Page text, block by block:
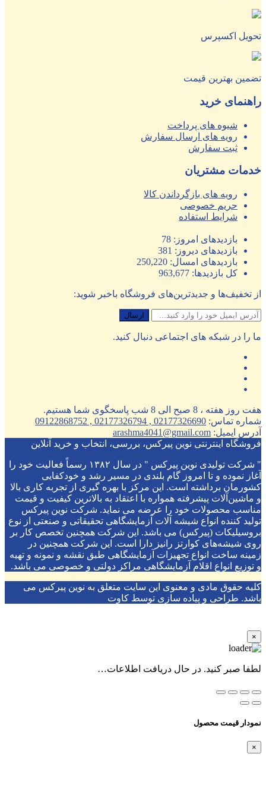
تحویل اکسپرس
تضمین بهترین قیمت
راهنمای خرید
شیوه های پرداخت
رویه های ارسال سفارش
ثبت سفارش
خدمات مشتریان
رویه های بازگرداندن کالا
حریم خصوصی
شرایط استفاده
بازدیدهای امروز: 78
بازدیدهای دیروز: 381
بازدیدهای امسال: 250,220
کل بازدیدها: 963,677
از تخفیف‌ها و جدیدترین‌های فروشگاه باخبر شوید:
ما را در شبکه های اجتماعی دنبال کنید.
هفت روز هفته ، 8 صبح الی 8 شب پاسخگوی شما هستیم.
شماره تماس: 02177326690 , 02177326794 , 09122868752
آدرس ایمیل: arashma4041@gmail.com
فروشگاه اینترنتی نوین پیرکس، بررسی، انتخاب و خرید آنلاین
" شرکت تولیدی نوین پیرکس " در سال ۱۳۸۲ رسماً فعالیت خود را
آغاز نموده و تا امروز گام بلندی در مسیر رشد و خودکفایی
کشورمان برداشته است. این مرکز با بهره گیری از تجربه کاری بالا
و ماشین‌آلات پیشرفته همواره با اعتقاد به بالاترین کیفیت و قیمت
مناسب محصولات خود را عرضه می نماید. شرکت نوین پیرکس
تولید کننده انواع شیشه آلات آزمایشگاهی تحقیقاتی و صنعتی از نوع
بروسیلیکات (پیرکس) می باشد. این شرکت همچنین تخصص کار بر
روی شیشه‌های کوارتز رانیز دارا است. این شرکت همچنین در
زمینه ساخت انواع تجهیزات آزمایشگاهی طبق نقشه و نمونه و تهیه
و توزیع انواع اقلام آزمایشگاهی ‌مراکز دولتی و خصوصی می باشد.
کلیه حقوق مادی و معنوی این سایت متعلق به نوین پیرکس می
باشد. طراحی و پیاده سازی توسط کاوت
×
لطفا صبر کنید. در حال دریافت اطلاعات…
نمودار قیمت محصول
×